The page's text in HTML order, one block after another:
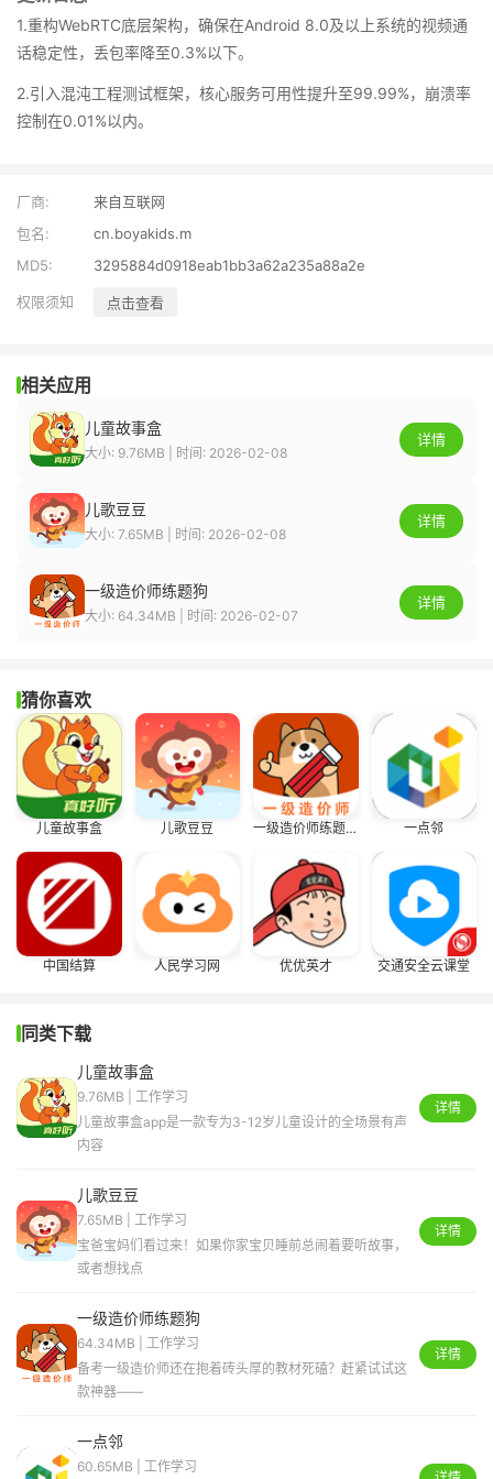
1.重构WebRTC底层架构，确保在Android 8.0及以上系统的视频通
话稳定性，丢包率降至0.3%以下。
2.引入混沌工程测试框架，核心服务可用性提升至99.99%，崩溃率
控制在0.01%以内。
厂商:
来自互联网
包名:
cn.boyakids.m
MD5:
3295884d0918eab1bb3a62a235a88a2e
权限须知 点击查看
相关应用
儿童故事盒
大小: 9.76MB | 时间: 2026-02-08
详情
儿歌豆豆
大小: 7.65MB | 时间: 2026-02-08
详情
一级造价师练题狗
大小: 64.34MB | 时间: 2026-02-07
详情
猜你喜欢
儿童故事盒 儿歌豆豆 一级造价师练题狗 一点邻
中国结算 人民学习网 优优英才 交通安全云课堂
同类下载
儿童故事盒
9.76MB | 工作学习
儿童故事盒app是一款专为3-12岁儿童设计的全场景有声
内容
详情
儿歌豆豆
7.65MB | 工作学习
宝爸宝妈们看过来！如果你家宝贝睡前总闹着要听故事，
或者想找点
详情
一级造价师练题狗
64.34MB | 工作学习
备考一级造价师还在抱着砖头厚的教材死磕？赶紧试试这
款神器——
详情
一点邻
60.65MB | 工作学习